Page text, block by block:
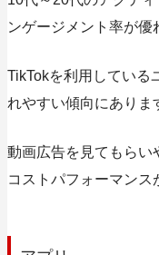
ンゲージメント率が優
TikTokを利用している
れやすい傾向にありま
動画広告を見てもらい
コストパフォーマンス